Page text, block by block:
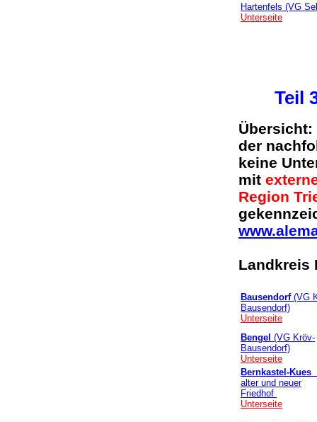
Hartenfels (VG
Unterseite
Teil
Übersicht:
der
keine
mit
Region
Landkreis
Bausendorf (VG
Bausendorf)
Unterseite
Bengel (VG Kröv-
Bausendorf)
Unterseite
Bernkastel-Kues
alter und neuer
Friedhof
Unterseite